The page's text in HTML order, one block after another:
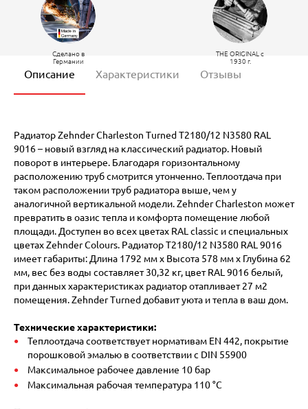
Сделано в
Германии
THE ORIGINAL c
1930 г.
Описание Характеристики Отзывы
Радиатор Zehnder Charleston Turned T2180/12 N3580 RAL
9016 – новый взгляд на классический радиатор. Новый
поворот в интерьере. Благодаря горизонтальному
расположению труб смотрится утонченно. Теплоотдача при
таком расположении труб радиатора выше, чем у
аналогичной вертикальной модели. Zehnder Charleston может
превратить в оазис тепла и комфорта помещение любой
площади. Доступен во всех цветах RAL classic и специальных
цветах Zehnder Colours. Радиатор T2180/12 N3580 RAL 9016
имеет габариты: Длина 1792 мм х Высота 578 мм х Глубина 62
мм, вес без воды составляет 30,32 кг, цвет RAL 9016 белый,
при данных характеристиках радиатор отапливает 27 м2
помещения. Zehnder Turned добавит уюта и тепла в ваш дом.
Технические характеристики:
Теплоотдача соответствует нормативам EN 442, покрытие
порошковой эмалью в соответствии с DIN 55900
Максимальное рабочее давление 10 бар
Максимальная рабочая температура 110 °C